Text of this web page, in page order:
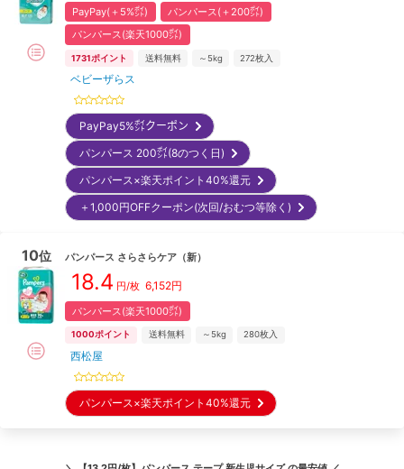
PayPay(＋5%㌽)
パンパース(＋200㌽)
パンパース(楽天1000㌽)
1731ポイント 送料無料 ～5kg 272枚入
ベビーザらス
PayPay5%㌽クーポン
パンパース 200㌽(8のつく日)
パンパース×楽天ポイント40%還元
＋1,000円OFFクーポン(次回/おむつ等除く)
10位 パンパース さらさらケア （新）
18.4 円/枚 6,152円
パンパース(楽天1000㌽)
1000ポイント 送料無料 ～5kg 280枚入
西松屋
パンパース×楽天ポイント40%還元